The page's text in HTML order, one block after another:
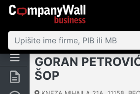
Rezime
GORAN
ŠOP